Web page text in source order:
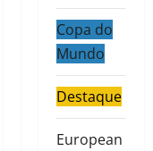
Copa do
Mundo
Destaque
European